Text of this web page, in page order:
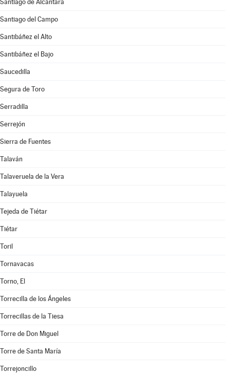
Santiago de Alcántara
Santiago del Campo
Santibáñez el Alto
Santibáñez el Bajo
Saucedilla
Segura de Toro
Serradilla
Serrejón
Sierra de Fuentes
Talaván
Talaveruela de la Vera
Talayuela
Tejeda de Tiétar
Tiétar
Toril
Tornavacas
Torno, El
Torrecilla de los Ángeles
Torrecillas de la Tiesa
Torre de Don Miguel
Torre de Santa María
Torrejoncillo